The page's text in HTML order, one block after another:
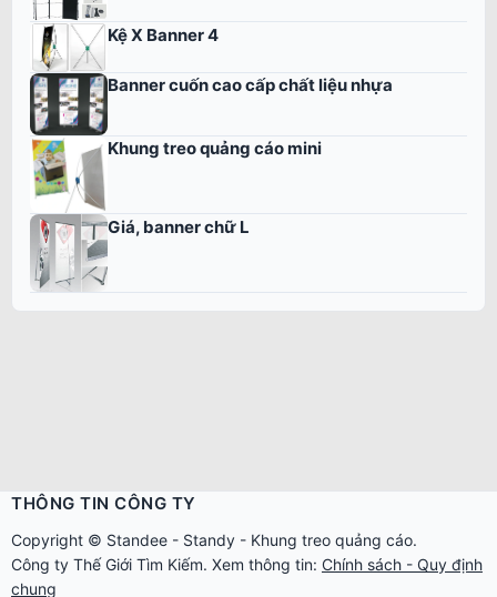
Kệ X Banner 4
Banner cuốn cao cấp chất liệu nhựa
Khung treo quảng cáo mini
Giá, banner chữ L
THÔNG TIN CÔNG TY
Copyright © Standee - Standy - Khung treo quảng cáo.
Công ty Thế Giới Tìm Kiếm. Xem thông tin: Chính sách - Quy định
chung